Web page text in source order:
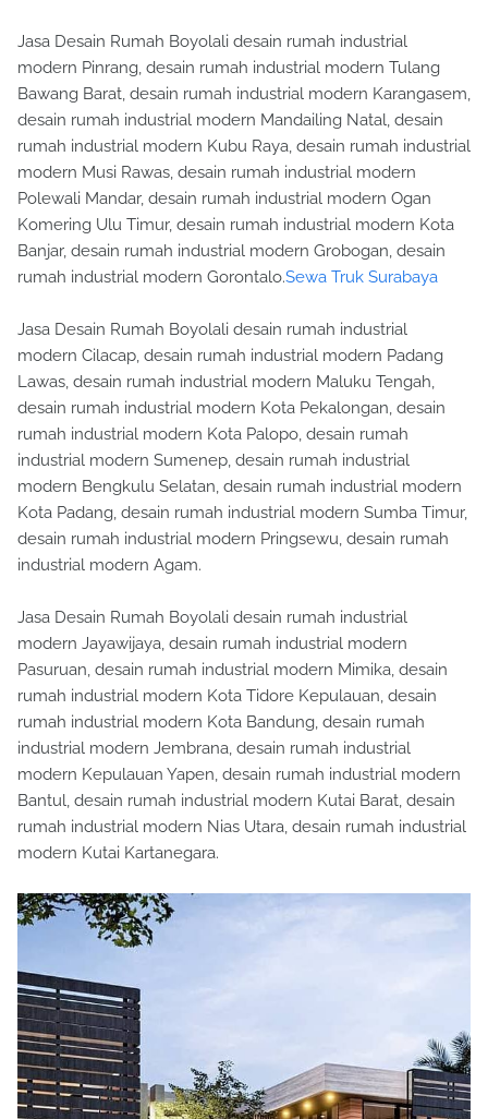
Jasa Desain Rumah Boyolali desain rumah industrial
modern Pinrang, desain rumah industrial modern Tulang
Bawang Barat, desain rumah industrial modern Karangasem,
desain rumah industrial modern Mandailing Natal, desain
rumah industrial modern Kubu Raya, desain rumah industrial
modern Musi Rawas, desain rumah industrial modern
Polewali Mandar, desain rumah industrial modern Ogan
Komering Ulu Timur, desain rumah industrial modern Kota
Banjar, desain rumah industrial modern Grobogan, desain
rumah industrial modern Gorontalo.Sewa Truk Surabaya
Jasa Desain Rumah Boyolali desain rumah industrial
modern Cilacap, desain rumah industrial modern Padang
Lawas, desain rumah industrial modern Maluku Tengah,
desain rumah industrial modern Kota Pekalongan, desain
rumah industrial modern Kota Palopo, desain rumah
industrial modern Sumenep, desain rumah industrial
modern Bengkulu Selatan, desain rumah industrial modern
Kota Padang, desain rumah industrial modern Sumba Timur,
desain rumah industrial modern Pringsewu, desain rumah
industrial modern Agam.
Jasa Desain Rumah Boyolali desain rumah industrial
modern Jayawijaya, desain rumah industrial modern
Pasuruan, desain rumah industrial modern Mimika, desain
rumah industrial modern Kota Tidore Kepulauan, desain
rumah industrial modern Kota Bandung, desain rumah
industrial modern Jembrana, desain rumah industrial
modern Kepulauan Yapen, desain rumah industrial modern
Bantul, desain rumah industrial modern Kutai Barat, desain
rumah industrial modern Nias Utara, desain rumah industrial
modern Kutai Kartanegara.